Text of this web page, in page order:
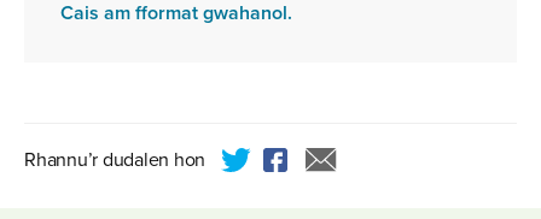
Cais am fformat gwahanol.
Rhannu’r dudalen hon